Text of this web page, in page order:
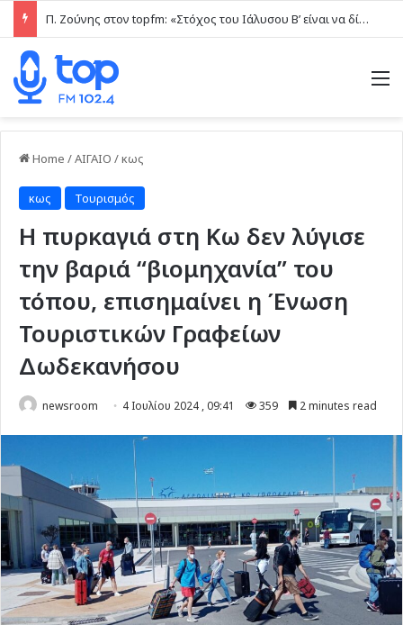
Π. Ζούνης στον topfm: «Στόχος του Ιάλυσου Β’ είναι να δίνει παιχνίδια και πραγματικές ευκαιρίες στα νέα παιδιά» (ηχητικό)
Home /ΑΙΓΑΙΟ /κως
κως Τουρισμός
Η πυρκαγιά στη Κω δεν λύγισε
την βαριά “βιομηχανία” του
τόπου, επισημαίνει η Ένωση
Τουριστικών Γραφείων
Δωδεκανήσου
newsroom 4 Ιουλίου 2024 , 09:41 359 2 minutes read